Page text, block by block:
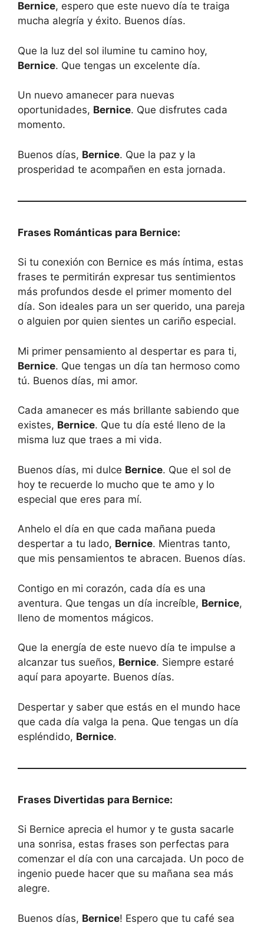
Bernice, espero que este nuevo día te traiga
mucha alegría y éxito. Buenos días.
Que la luz del sol ilumine tu camino hoy,
Bernice. Que tengas un excelente día.
Un nuevo amanecer para nuevas
oportunidades, Bernice. Que disfrutes cada
momento.
Buenos días, Bernice. Que la paz y la
prosperidad te acompañen en esta jornada.
Frases Románticas para Bernice:
Si tu conexión con Bernice es más íntima, estas
frases te permitirán expresar tus sentimientos
más profundos desde el primer momento del
día. Son ideales para un ser querido, una pareja
o alguien por quien sientes un cariño especial.
Mi primer pensamiento al despertar es para ti,
Bernice. Que tengas un día tan hermoso como
tú. Buenos días, mi amor.
Cada amanecer es más brillante sabiendo que
existes, Bernice. Que tu día esté lleno de la
misma luz que traes a mi vida.
Buenos días, mi dulce Bernice. Que el sol de
hoy te recuerde lo mucho que te amo y lo
especial que eres para mí.
Anhelo el día en que cada mañana pueda
despertar a tu lado, Bernice. Mientras tanto,
que mis pensamientos te abracen. Buenos días.
Contigo en mi corazón, cada día es una
aventura. Que tengas un día increíble, Bernice,
lleno de momentos mágicos.
Que la energía de este nuevo día te impulse a
alcanzar tus sueños, Bernice. Siempre estaré
aquí para apoyarte. Buenos días.
Despertar y saber que estás en el mundo hace
que cada día valga la pena. Que tengas un día
espléndido, Bernice.
Frases Divertidas para Bernice:
Si Bernice aprecia el humor y te gusta sacarle
una sonrisa, estas frases son perfectas para
comenzar el día con una carcajada. Un poco de
ingenio puede hacer que su mañana sea más
alegre.
Buenos días, Bernice! Espero que tu café sea